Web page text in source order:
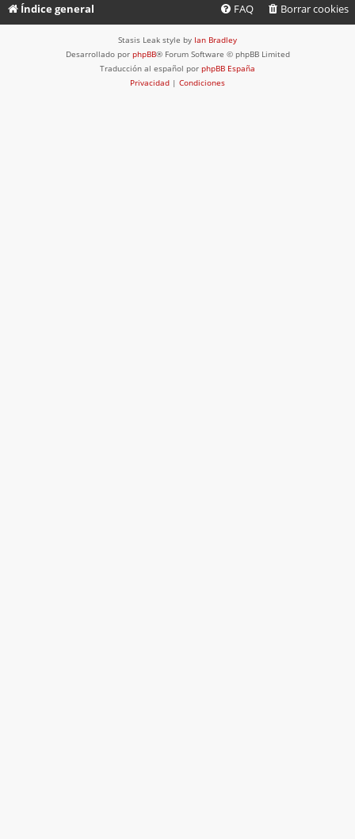
Índice general Borrar cookies
FAQ
Stasis Leak style by Ian Bradley
Desarrollado por phpBB® Forum Software © phpBB Limited
Traducción al español por phpBB España
Privacidad | Condiciones